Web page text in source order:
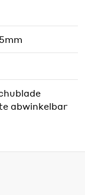
abwinkelbar